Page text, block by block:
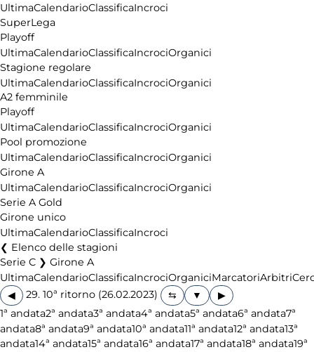
UltimaCalendarioClassificaIncroci
SuperLega
Playoff
UltimaCalendarioClassificaIncrociOrganici
Stagione regolare
UltimaCalendarioClassificaIncrociOrganici
A2 femminile
Playoff
UltimaCalendarioClassificaIncrociOrganici
Pool promozione
UltimaCalendarioClassificaIncrociOrganici
Girone A
UltimaCalendarioClassificaIncrociOrganici
Serie A Gold
Girone unico
UltimaCalendarioClassificaIncroci
Elenco delle stagioni
Serie C ❯ Girone A
UltimaCalendarioClassificaIncrociOrganiciMarcatoriArbitri
◀
29. 10ª ritorno (26.02.2023)
▶
1ª andata2ª andata3ª andata4ª andata5ª andata6ª andata7ª
andata8ª andata9ª andata10ª andata11ª andata12ª andata13ª
andata14ª andata15ª andata16ª andata17ª andata18ª andata19ª